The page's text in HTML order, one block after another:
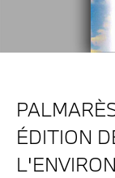
ÉDITION